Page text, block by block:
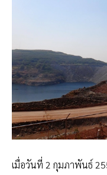
เมื่อวันที่ 2 กุมภาพันธ์